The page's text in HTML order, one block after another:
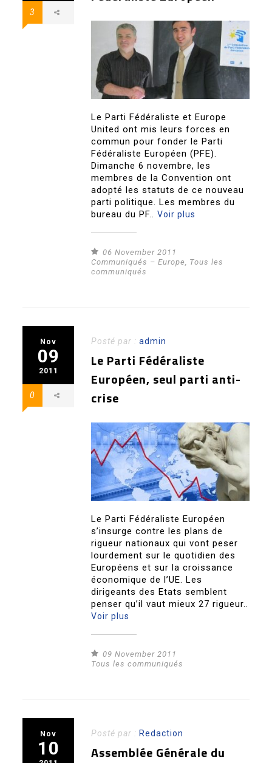
3
Le Parti Fédéraliste et Europe
United ont mis leurs forces en
commun pour fonder le Parti
Fédéraliste Européen (PFE).
Dimanche 6 novembre, les
membres de la Convention ont
adopté les statuts de ce nouveau
parti politique. Les membres du
bureau du PF..Voir plus
06 November 2011
Communiqués – Europe
Tous les
communiqués
Nov
09
2011
0
Posté par :admin
Le Parti Fédéraliste
Européen, seul parti anti-
crise
Le Parti Fédéraliste Européen
s’insurge contre les plans de
rigueur nationaux qui vont peser
lourdement sur le quotidien des
Européens et sur la croissance
économique de l’UE. Les
dirigeants des Etats semblent
penser qu’il vaut mieux 27 rigueur..
Voir plus
09 November 2011
Tous les communiqués
Nov
10
Posté par : Redaction
Assemblée Générale du